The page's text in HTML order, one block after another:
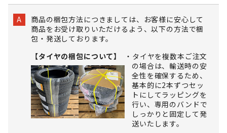
A
商品の梱包方法につきましては、お客様に安心して
商品をお受け取りいただけるよう、以下の方法で梱
包・発送しております。
【タイヤの梱包について】
タイヤを複数本ご注文
の場合は、輸送時の安
全性を確保するため、
基本的に2本ずつセッ
トにしてラッピングを
行い、専用のバンドで
しっかりと固定して発
送いたします。